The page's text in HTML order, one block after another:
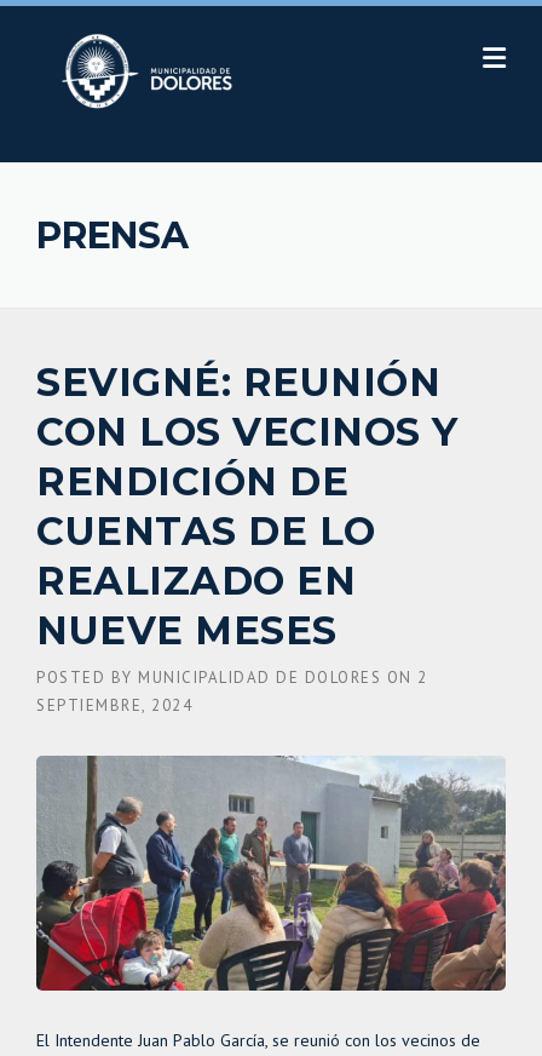
Skip
PRENSA
SEVIGNÉ: REUNIÓN
CON LOS VECINOS Y
RENDICIÓN DE
CUENTAS DE LO
REALIZADO EN
NUEVE MESES
POSTED BY MUNICIPALIDAD DE DOLORES ON 2
SEPTIEMBRE, 2024
El Intendente Juan Pablo García, se reunió con los vecinos de